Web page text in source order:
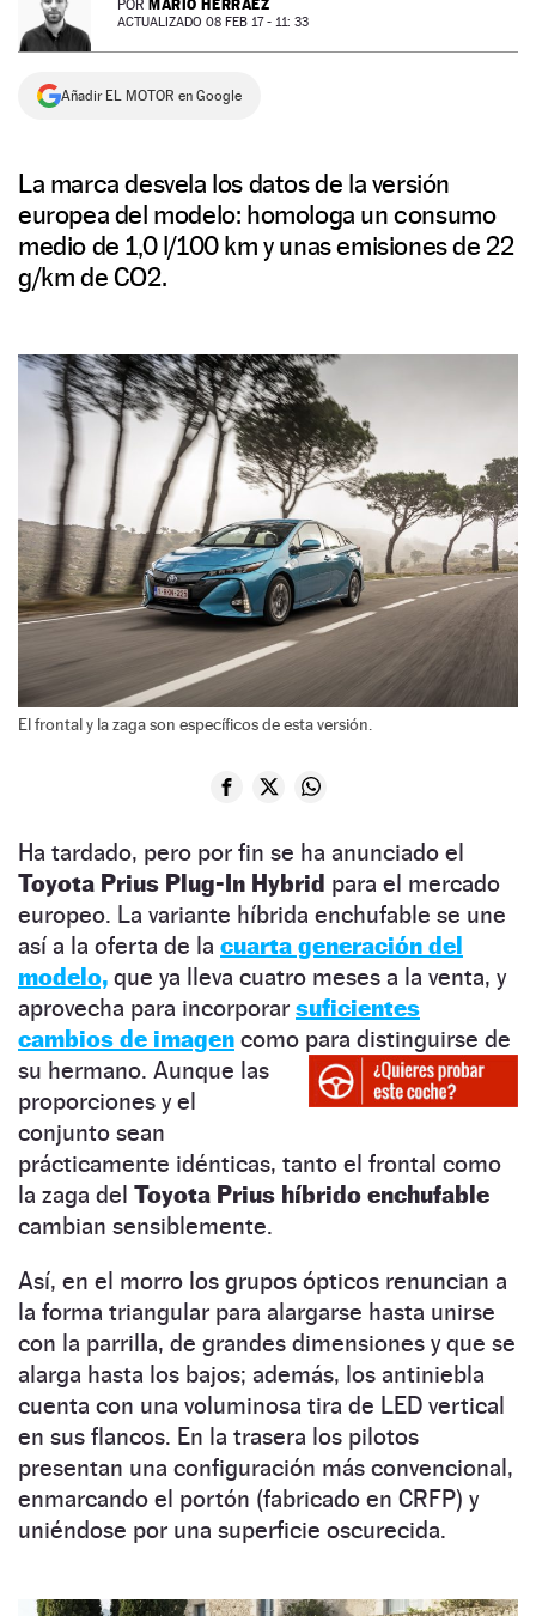
NEWSLETTER
SÍGUENOS
POR MARIO HERRÁEZ
ACTUALIZADO 08 FEB 17 - 11: 33
Añadir EL MOTOR en Google
La marca desvela los datos de la versión
europea del modelo: homologa un consumo
medio de 1,0 l/100 km y unas emisiones de 22
g/km de CO2.
El frontal y la zaga son específicos de esta versión.
Ha tardado, pero por fin se ha anunciado el
Toyota Prius Plug-In Hybrid para el mercado
europeo. La variante híbrida enchufable se une
así a la oferta de la cuarta generación del
modelo, que ya lleva cuatro meses a la venta, y
aprovecha para incorporar suficientes
cambios de imagen como para distinguirse de
su hermano. Aunque las
proporciones y el
conjunto sean
prácticamente idénticas, tanto el frontal como
la zaga del Toyota Prius híbrido enchufable
cambian sensiblemente.
Así, en el morro los grupos ópticos renuncian a
la forma triangular para alargarse hasta unirse
con la parrilla, de grandes dimensiones y que se
alarga hasta los bajos; además, los antiniebla
cuenta con una voluminosa tira de LED vertical
en sus flancos. En la trasera los pilotos
presentan una configuración más convencional,
enmarcando el portón (fabricado en CRFP) y
uniéndose por una superficie oscurecida.